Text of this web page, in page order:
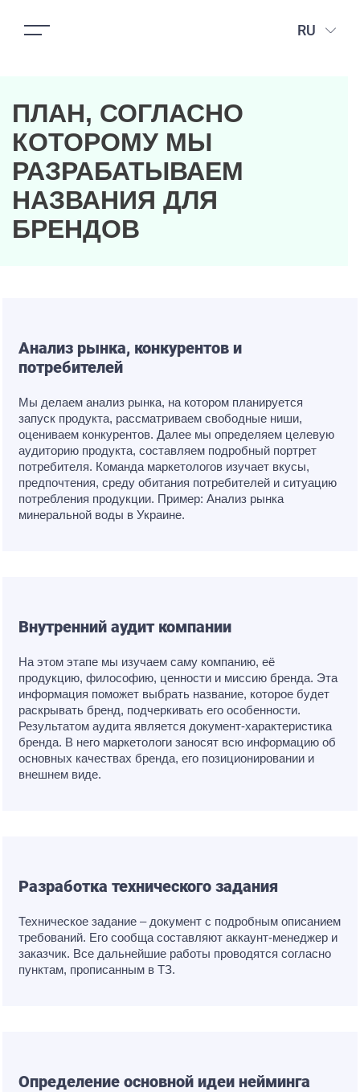
RU
ПЛАН, СОГЛАСНО
КОТОРОМУ МЫ
РАЗРАБАТЫВАЕМ
НАЗВАНИЯ ДЛЯ
БРЕНДОВ
Анализ рынка, конкурентов и
потребителей
Мы делаем анализ рынка, на котором планируется
запуск продукта, рассматриваем свободные ниши,
оцениваем конкурентов. Далее мы определяем целевую
аудиторию продукта, составляем подробный портрет
потребителя. Команда маркетологов изучает вкусы,
предпочтения, среду обитания потребителей и ситуацию
потребления продукции. Пример: Анализ рынка
минеральной воды в Украине.
Внутренний аудит компании
На этом этапе мы изучаем саму компанию, её
продукцию, философию, ценности и миссию бренда. Эта
информация поможет выбрать название, которое будет
раскрывать бренд, подчеркивать его особенности.
Результатом аудита является документ-характеристика
бренда. В него маркетологи заносят всю информацию об
основных качествах бренда, его позиционировании и
внешнем виде.
Разработка технического задания
Техническое задание – документ с подробным описанием
требований. Его сообща составляют аккаунт-менеджер и
заказчик. Все дальнейшие работы проводятся согласно
пунктам, прописанным в ТЗ.
Определение основной идеи нейминга